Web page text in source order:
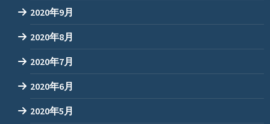
2020年9月
2020年8月
2020年7月
2020年6月
2020年5月